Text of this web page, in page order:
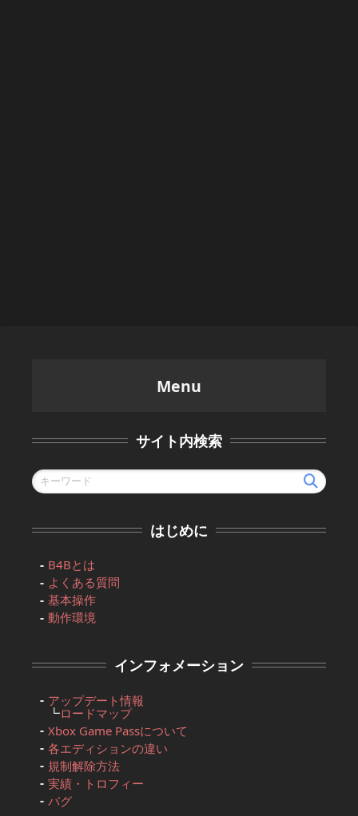
Menu
サイト内検索
はじめに
B4Bとは
よくある質問
基本操作
動作環境
インフォメーション
アップデート情報
┗ロードマップ
Xbox Game Passについて
各エディションの違い
規制解除方法
実績・トロフィー
バグ